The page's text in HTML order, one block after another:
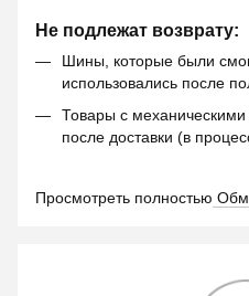
Не подлежат возврату:
Шины, которые были
использовались после
Товары с
после доставки (в
Просмотреть полностью